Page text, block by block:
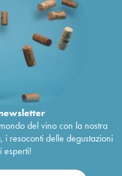
del vino con la nostra
resoconti delle degustazioni
esperti!